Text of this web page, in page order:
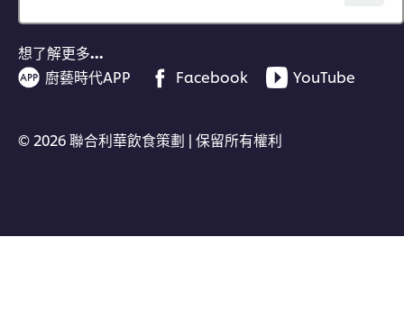
想了解更多…
廚藝時代APP
Facebook YouTube
© 2026 聯合利華飲食策劃 | 保留所有權利